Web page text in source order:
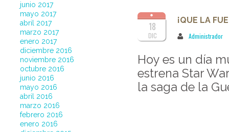
junio 2017
mayo 2017
abril 2017
marzo 2017
enero 2017
diciembre 2016
noviembre 2016
octubre 2016
junio 2016
mayo 2016
abril 2016
marzo 2016
febrero 2016
enero 2016
18
DIC
¡QUE LA
Administrador
Hoy es un día
estrena Star
la saga de la